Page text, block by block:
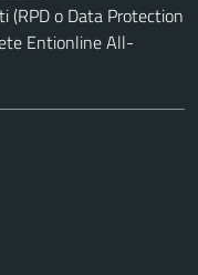
(RPD o Data Protection
Entionline All-